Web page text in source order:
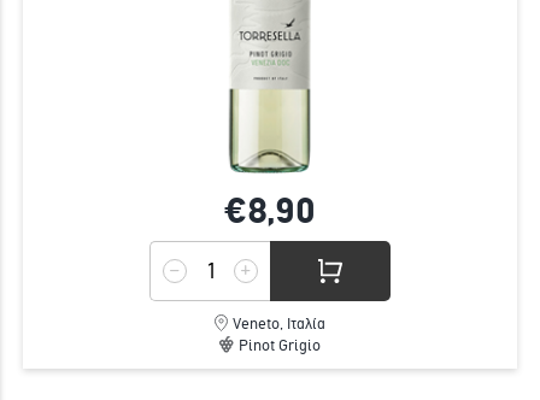
€8,90
Veneto, Ιταλία
Pinot Grigio